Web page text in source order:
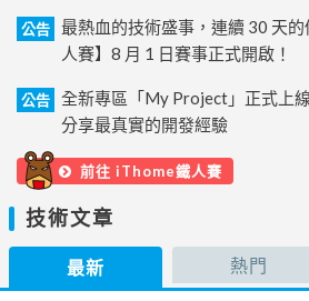
公告
最熱血的技術盛事，連續 30 天
人賽】8 月 1 日賽事正式開啟！
公告
全新專區「My Project」正式上
分享最真實的開發經驗
前往 iThome鐵人賽
技術文章
最新 熱門